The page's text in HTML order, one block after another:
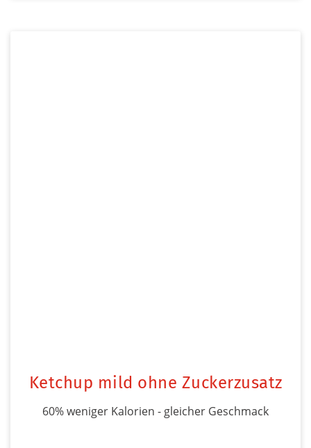
Ketchup mild ohne Zuckerzusatz
60% weniger Kalorien - gleicher Geschmack